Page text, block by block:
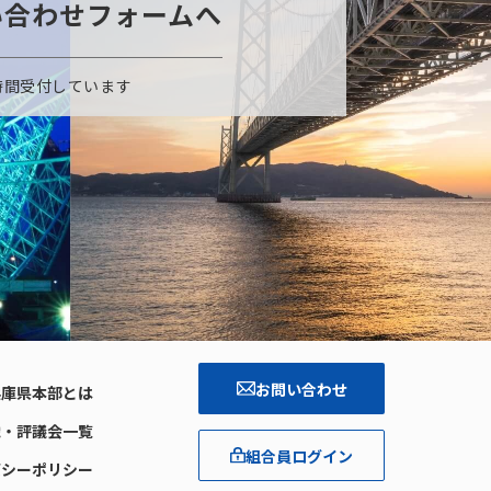
わせフォームへ
受付しています
県本部とは
評議会一覧
ーポリシー
お問い合わせ
組合員ログイン